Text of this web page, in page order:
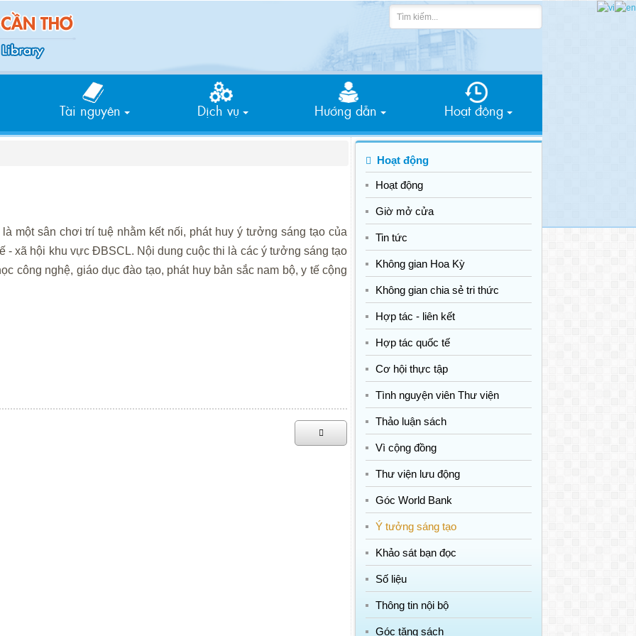
Tài nguyên Dịch vụ Hướng dẫn Hoạt động
một sân chơi trí tuệ nhằm kết nối, phát huy ý tưởng sáng tạo của
- xã hội khu vực ĐBSCL. Nội dung cuộc thi là các ý tưởng sáng tạo
công nghệ, giáo dục đào tạo, phát huy bản sắc nam bộ, y tế cộng
Hoạt động
Hoạt động
Giờ mở cửa
Tin tức
Không gian Hoa Kỳ
Không gian chia sẻ tri thức
Hợp tác - liên kết
Hợp tác quốc tế
Cơ hội thực tập
Tình nguyện viên Thư viện
Thảo luận sách
Vì cộng đồng
Thư viện lưu động
Góc World Bank
Ý tưởng sáng tạo
Khảo sát bạn đọc
Số liệu
Thông tin nội bộ
Góc tặng sách